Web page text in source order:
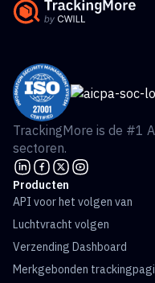
TrackingMore is de #1
sectoren.
Producten
API voor het volgen van
Luchtvracht volgen
Verzending Dashboard
Merkgebonden